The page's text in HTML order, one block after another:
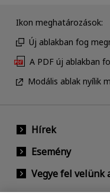
Ikon meghatározások:
Új ablakban fog
A PDF új ablakban
Modális ablak nyílik
Hírek
Esemény
Vegye fel velünk